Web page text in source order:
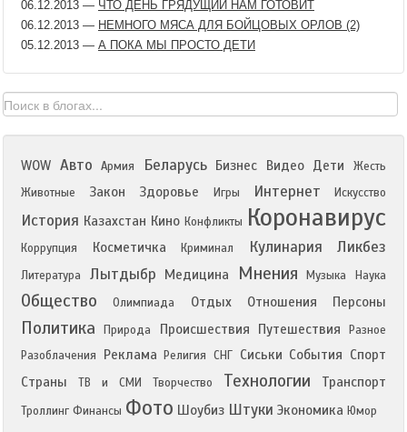
06.12.2013 — ЧТО ДЕНЬ ГРЯДУЩИЙ НАМ ГОТОВИТ
06.12.2013 — НЕМНОГО МЯСА ДЛЯ БОЙЦОВЫХ ОРЛОВ (2)
05.12.2013 — А ПОКА МЫ ПРОСТО ДЕТИ
WOW Авто Армия Беларусь Бизнес Видео Дети
Жесть
Животные
Закон Здоровье Игры Интернет Искусство
История Казахстан Кино Конфликты Коронавирус
Коррупция Косметичка Криминал Кулинария Ликбез
Литература Лытдыбр Медицина Мнения Музыка Наука
Общество Олимпиада Отдых Отношения Персоны
Политика Природа Происшествия Путешествия
Разное
Разоблачения
Реклама Религия СНГ Сиськи События Спорт
Страны
ТВ и СМИ Творчество Технологии Транспорт
Троллинг Финансы Фото Шоубиз Штуки Экономика Юмор